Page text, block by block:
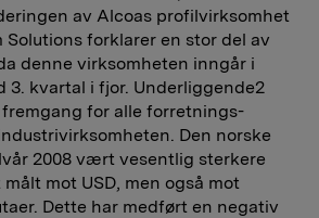
av Alcoas profilvirksomhet
Solutions forklarer en stor del av
denne virksomheten inngår i
3. kvartal i fjor. Underliggende2
for alle forretnings­
Den norske
2008 vært vesentlig sterkere
mot USD, men også mot
Dette har medført en negativ